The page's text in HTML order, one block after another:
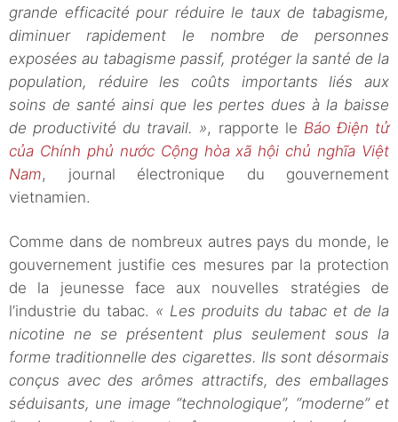
grande efficacité pour réduire le taux de tabagisme,
diminuer rapidement le nombre de personnes
exposées au tabagisme passif, protéger la santé de la
population, réduire les coûts importants liés aux
soins de santé ainsi que les pertes dues à la baisse
de productivité du travail. », rapporte le Báo Điện tử
của Chính phủ nước Cộng hòa xã hội chủ nghĩa Việt
Nam, journal électronique du gouvernement
vietnamien.
Comme dans de nombreux autres pays du monde, le
gouvernement justifie ces mesures par la protection
de la jeunesse face aux nouvelles stratégies de
l’industrie du tabac. « Les produits du tabac et de la
nicotine ne se présentent plus seulement sous la
forme traditionnelle des cigarettes. Ils sont désormais
conçus avec des arômes attractifs, des emballages
séduisants, une image “technologique”, “moderne” et